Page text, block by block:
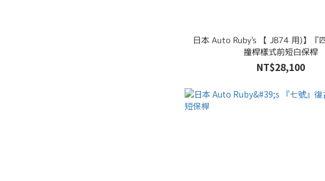
日本 Auto Ruby's 【 JB74 用)】『
撞桿樣式前短白保桿
NT$28,100